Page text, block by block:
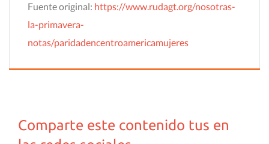
Fuente original: https://www.rudagt.org/nosotras-
la-primavera-
notas/paridadencentroamericamujeres
Comparte este contenido tus en